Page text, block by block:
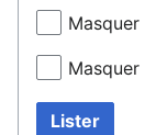
Lister